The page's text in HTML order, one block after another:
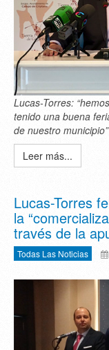
Lucas-Torres:
tenido una buena
de nuestro municipio”
Leer más...
Lucas-Torres
la
través de la
Todas Las Noticias